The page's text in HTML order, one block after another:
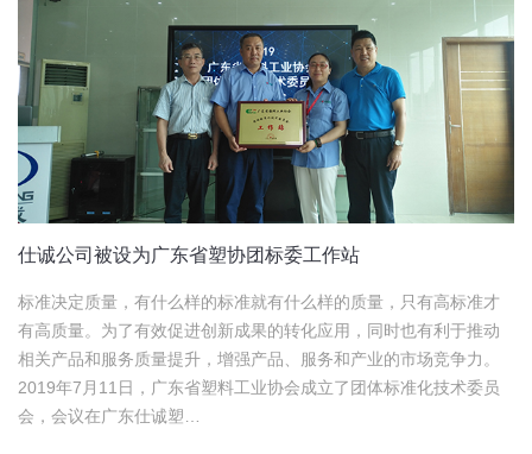
仕诚公司被设为广东省塑协团标委工作站
标准决定质量，有什么样的标准就有什么样的质量，只有高标准才
有高质量。为了有效促进创新成果的转化应用，同时也有利于推动
相关产品和服务质量提升，增强产品、服务和产业的市场竞争力。
2019年7月11日，广东省塑料工业协会成立了团体标准化技术委员
会，会议在广东仕诚塑…